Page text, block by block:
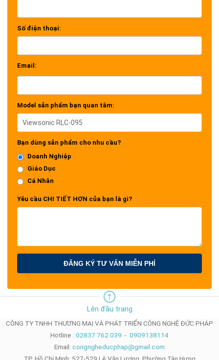
Số điện thoại:
Email:
Model sản phẩm bạn quan tâm:
Bạn dùng sản phẩm cho nhu cầu?
Doanh Nghiệp
Giáo Dục
Cá Nhân
Yêu cầu CHI TIẾT HƠN của bạn là gì?
ĐĂNG KÝ TƯ VẤN MIỄN PHÍ
Lên đầu trang
CÔNG TY TNHH THƯƠNG MẠI VÀ PHÁT TRIỂN CÔNG NGHỆ ĐỨC PHÁP
Hotline : 02837 762 039 - 0909138114
Email: congngheducphap@gmail.com
TP. Hồ Chí Minh: 527-529 Lê Văn Lương, Phường Tân Hưng